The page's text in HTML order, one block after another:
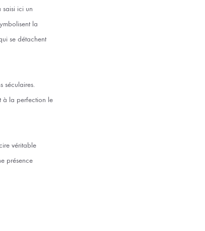
ici un
la
se détachent
séculaires.
à la perfection le
véritable
présence